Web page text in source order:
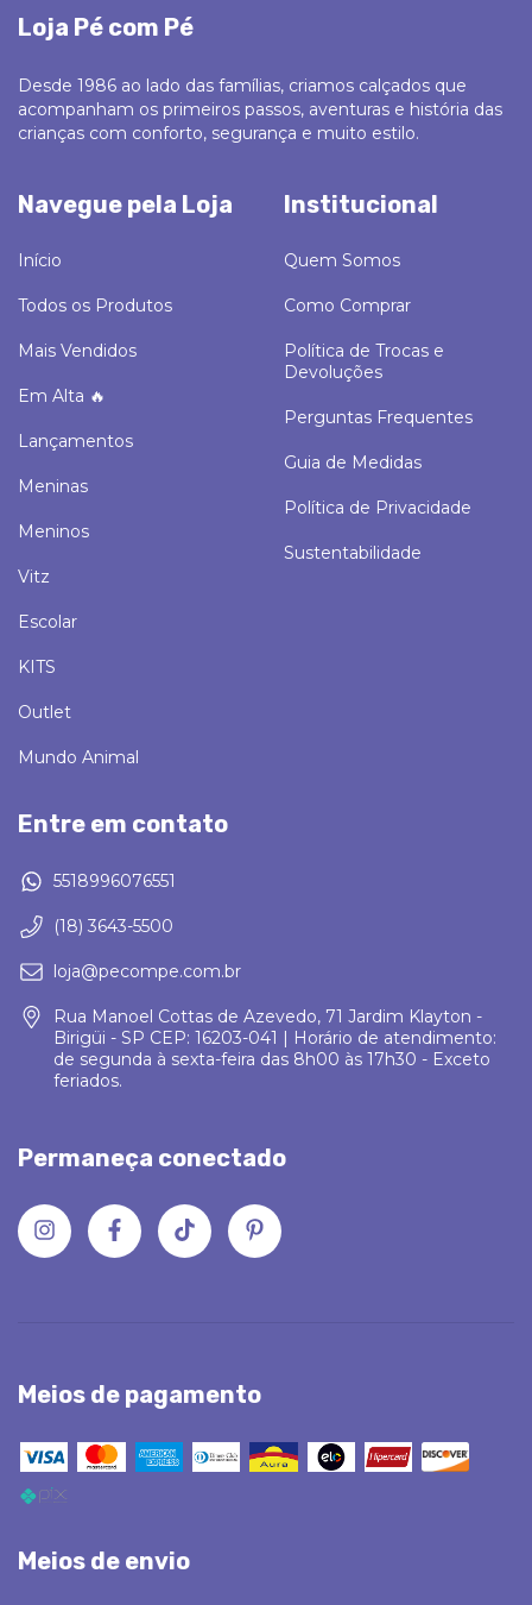
Loja Pé com Pé
Desde 1986 ao lado das famílias, criamos calçados que
acompanham os primeiros passos, aventuras e história das
crianças com conforto, segurança e muito estilo.
Navegue pela Loja
Início
Todos os Produtos
Mais Vendidos
Em Alta 🔥
Lançamentos
Meninas
Meninos
Vitz
Escolar
KITS
Outlet
Mundo Animal
Institucional
Quem Somos
Como Comprar
Política de Trocas e
Devoluções
Perguntas Frequentes
Guia de Medidas
Política de Privacidade
Sustentabilidade
Entre em contato
5518996076551
(18) 3643-5500
loja@pecompe.com.br
Rua Manoel Cottas de Azevedo, 71 Jardim Klayton -
Birigüi - SP CEP: 16203-041 | Horário de atendimento:
de segunda à sexta-feira das 8h00 às 17h30 - Exceto
feriados.
Permaneça conectado
Meios de pagamento
Meios de envio